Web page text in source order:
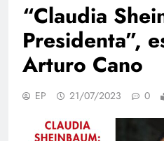
“Claudia
Presidenta”,
Arturo Cano
EP 21/07/2023 0